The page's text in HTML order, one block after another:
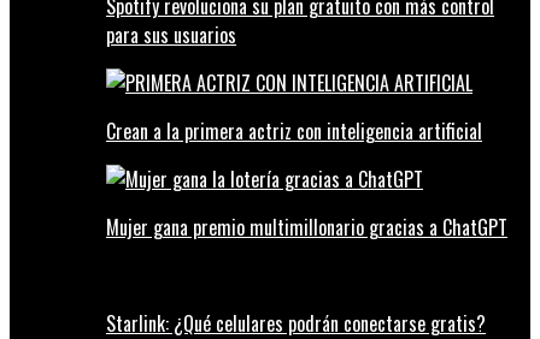
Spotify revoluciona su plan gratuito con más control
para sus usuarios
Crean a la primera actriz con inteligencia artificial
Mujer gana premio multimillonario gracias a ChatGPT
Starlink: ¿Qué celulares podrán conectarse gratis?